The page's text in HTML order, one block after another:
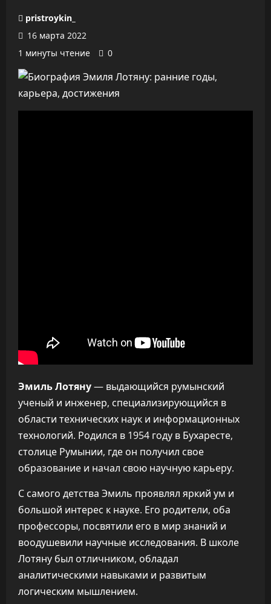
pristroykin_
16 марта 2022
1 минуты чтение
0
Эмиль Лотяну— выдающийся румынский
ученый и инженер, специализирующийся в
области технических наук и информационных
технологий. Родился в 1954 году в Бухаресте,
столице Румынии, где он получил свое
образование и начал свою научную карьеру.
С самого детства Эмиль проявлял яркий ум и
большой интерес к науке. Его родители, оба
профессоры, посвятили его в мир знаний и
воодушевили научные исследования. В школе
Лотяну был отличником, обладал
аналитическими навыками и развитым
логическим мышлением.